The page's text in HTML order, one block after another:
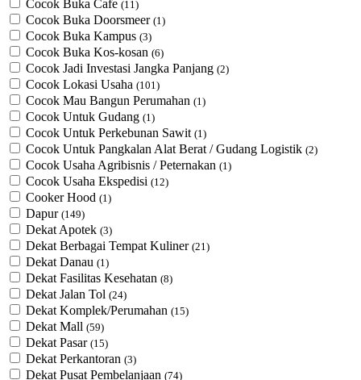
Cocok Buka Cafe (11)
Cocok Buka Doorsmeer (1)
Cocok Buka Kampus (3)
Cocok Buka Kos-kosan (6)
Cocok Jadi Investasi Jangka Panjang (2)
Cocok Lokasi Usaha (101)
Cocok Mau Bangun Perumahan (1)
Cocok Untuk Gudang (1)
Cocok Untuk Perkebunan Sawit (1)
Cocok Untuk ​Pangkalan Alat Berat / Gudang Logistik (2)
Cocok Usaha Agribisnis / Peternakan (1)
Cocok Usaha Ekspedisi (12)
Cooker Hood (1)
Dapur (149)
Dekat Apotek (3)
Dekat Berbagai Tempat Kuliner (21)
Dekat Danau (1)
Dekat Fasilitas Kesehatan (8)
Dekat Jalan Tol (24)
Dekat Komplek/Perumahan (15)
Dekat Mall (59)
Dekat Pasar (15)
Dekat Perkantoran (3)
Dekat Pusat Pembelanjaan (74)